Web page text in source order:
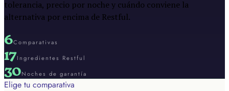
tolerancia, precio por noche y cuándo conviene la
alternativa por encima de Restful.
6Comparativas
17Ingredientes Restful
30Noches de garantía
Elige tu comparativa